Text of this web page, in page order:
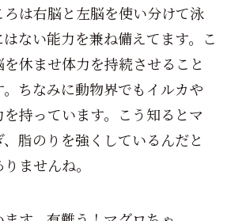
は右脳と左脳を使い分けて泳
ない能力を兼ね備えてます。こ
休ませ体力を持続させること
ちなみに動物界でもイルカや
持っています。こう知るとマ
脂のりを強くしているんだと
ませんね。